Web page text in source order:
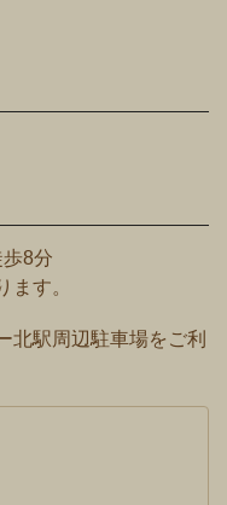
8分
ます。
北駅周辺駐車場をご利